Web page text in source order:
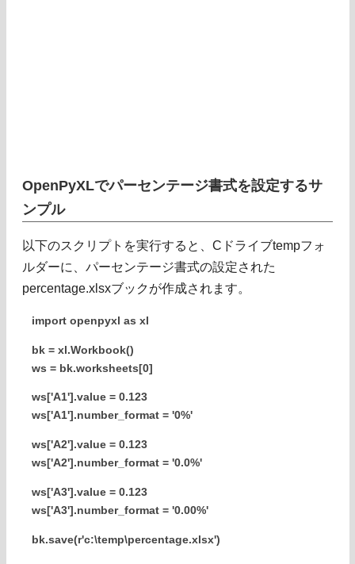
OpenPyXLでパーセンテージ書式を設定するサ
ンプル
以下のスクリプトを実行すると、Cドライブtempフォ
ルダーに、パーセンテージ書式の設定された
percentage.xlsxブックが作成されます。
import openpyxl as xl
bk = xl.Workbook()
ws = bk.worksheets[0]
ws['A1'].value = 0.123
ws['A1'].number_format = '0%'
ws['A2'].value = 0.123
ws['A2'].number_format = '0.0%'
ws['A3'].value = 0.123
ws['A3'].number_format = '0.00%'
bk.save(r'c:\temp\percentage.xlsx')